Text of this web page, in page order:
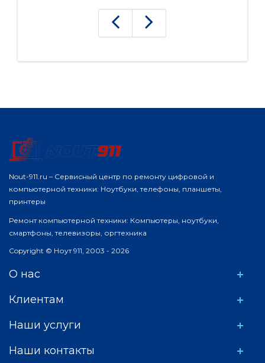
Nout-911.ru – Сервисный центр по ремонту цифровой и
компьютерной техники: Ноутбуки, телефоны, планшеты,
принтеры
Ремонт компьютерной техники: Компьютеры, ноутбуки,
смартфоны, телевизоры, оргтехника
Copyright © Ноут 911, 2003 - 2026
О нас
Клиентам
Наши услуги
Наши контакты